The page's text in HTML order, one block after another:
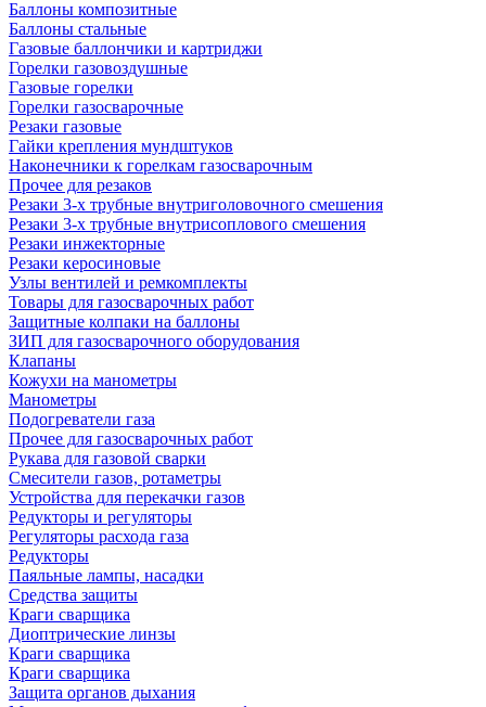
Баллоны композитные
Баллоны стальные
Газовые баллончики и картриджи
Горелки газовоздушные
Газовые горелки
Горелки газосварочные
Резаки газовые
Гайки крепления мундштуков
Наконечники к горелкам газосварочным
Прочее для резаков
Резаки 3-х трубные внутриголовочного смешения
Резаки 3-х трубные внутрисоплового смешения
Резаки инжекторные
Резаки керосиновые
Узлы вентилей и ремкомплекты
Товары для газосварочных работ
Защитные колпаки на баллоны
ЗИП для газосварочного оборудования
Клапаны
Кожухи на манометры
Манометры
Подогреватели газа
Прочее для газосварочных работ
Рукава для газовой сварки
Смесители газов, ротаметры
Устройства для перекачки газов
Редукторы и регуляторы
Регуляторы расхода газа
Редукторы
Паяльные лампы, насадки
Средства защиты
Краги сварщика
Диоптрические линзы
Краги сварщика
Краги сварщика
Защита органов дыхания